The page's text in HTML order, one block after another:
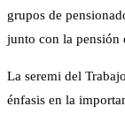
grupos de
junto con la pensión
La seremi del
énfasis en la